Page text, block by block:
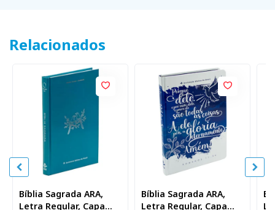
Relacionados
Bíblia Sagrada ARA,
Letra Regular, Capa
Bíblia Sagrada ARA,
Letra Regular, Capa